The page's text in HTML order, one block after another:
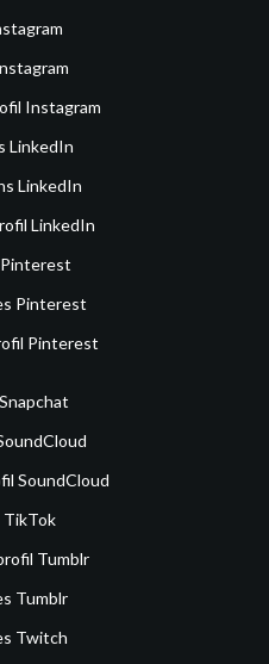
Instagram
LinkedIn
LinkedIn
LinkedIn
Pinterest
Pinterest
SoundCloud
TikTok
Tumblr
Tumblr
Twitch